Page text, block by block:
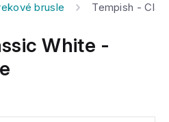
brusle Tempish -
White -